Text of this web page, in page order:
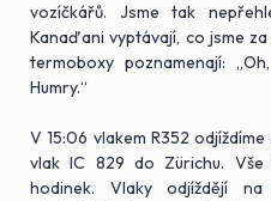
vozíčkářů. Jsme tak
Kanaďani vyptávají, co jsme
termoboxy poznamenají:
Humry.“
V 15:06 vlakem R352
vlak IC 829 do Zürichu. Vše
hodinek. Vlaky odjíždějí